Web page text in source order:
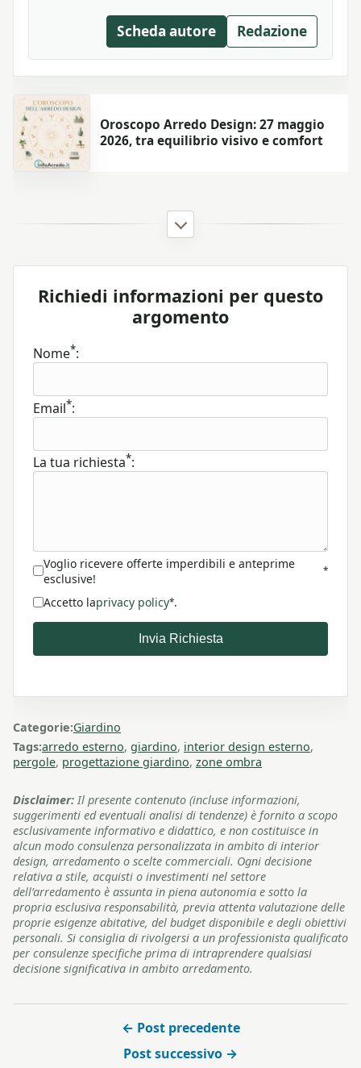
Scheda autore Redazione
Oroscopo Arredo Design: 27 maggio
2026, tra equilibrio visivo e comfort
Richiedi informazioni per questo
argomento
Nome*:
Email*:
La tua richiesta*:
Voglio ricevere offerte imperdibili e anteprime
esclusive!
*
Accetto laprivacy policy*.
Invia Richiesta
Categorie:Giardino
Tags:arredo esterno, giardino, interior design esterno,
pergole, progettazione giardino, zone ombra
Disclaimer: Il presente contenuto (incluse informazioni,
suggerimenti ed eventuali analisi di tendenze) è fornito a scopo
esclusivamente informativo e didattico, e non costituisce in
alcun modo consulenza personalizzata in ambito di interior
design, arredamento o scelte commerciali. Ogni decisione
relativa a stile, acquisti o investimenti nel settore
dell’arredamento è assunta in piena autonomia e sotto la
propria esclusiva responsabilità, previa attenta valutazione delle
proprie esigenze abitative, del budget disponibile e degli obiettivi
personali. Si consiglia di rivolgersi a un professionista qualificato
per consulenze specifiche prima di intraprendere qualsiasi
decisione significativa in ambito arredamento.
← Post precedente
Post successivo →